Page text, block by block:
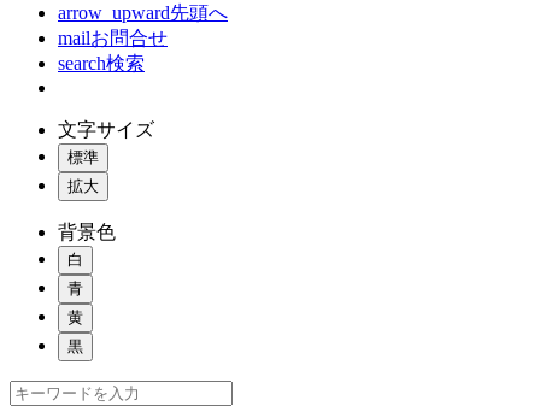
arrow_upward先頭へ
mailお問合せ
search検索
文字サイズ
標準
拡大
背景色
白
青
黄
黒